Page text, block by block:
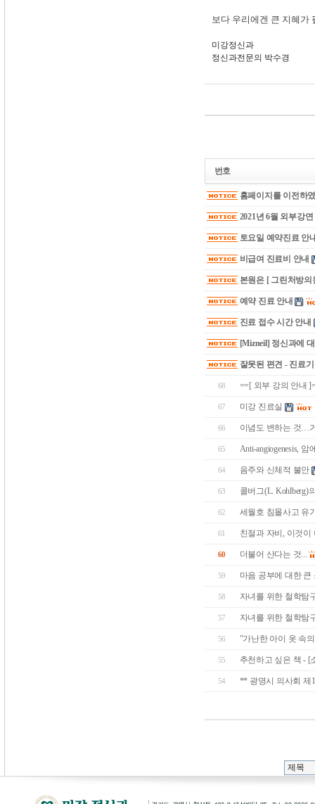
보다 우리에겐 큰 지혜가
미강정신과
정신과전문의 박수경
번호
홈페이지를 이전하
2021년 6월 외부강
토요일 예약진료 안
비급여 진료비 안내
본원은 [ 그린처방의
예약 진료 안내
진료 접수 시간 안내
[Mizneil] 정신과에
잘못된 편견 - 진료
68 ==[ 외부 강의 안내
67 미강 진료실
66 이념도 변하는 것…
65 Anti-angiogenesis,
64 음주와 신체적 불안
63 콜버그(L. Kohlberg)
62 세월호 침몰사고 유
61 친절과 자비, 이것
60 더불어 산다는 것...
59 마음 공부에 대한 큰
58 자녀를 위한 철학탐
57 자녀를 위한 철학탐
56 "가난한 아이 옷 속
55 추천하고 싶은 책 - [
54 ** 광명시 의사회 제